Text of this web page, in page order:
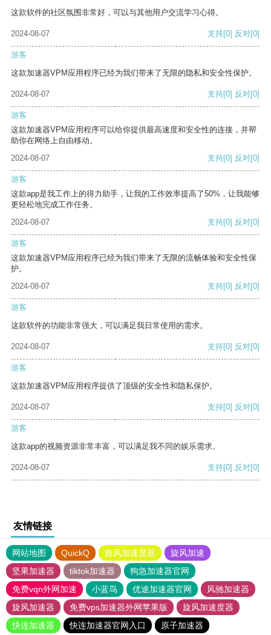
这款软件的社区氛围非常好，可以与其他用户交流学习心得。
2024-08-07 支持[0] 反对[0]
游客
这款加速器VPM应用程序已经为我们带来了无限的隐私和安全性保护。
2024-08-07 支持[0] 反对[0]
游客
这款加速器VPM应用程序可以给你提供最高速度和安全性的连接，并帮
助你在网络上自由移动。
2024-08-07
支持[0] 反对[0]
游客
这款app是我工作上的得力助手，让我的工作效率提高了50%，让我能够
更轻松地完成工作任务。
2024-08-07
支持[0] 反对[0]
游客
这款加速器VPM应用程序已经为我们带来了无限的流畅体验和安全性保
护。
2024-08-07
支持[0] 反对[0]
游客
这款软件的功能非常强大，可以满足我日常使用的需求。
2024-08-07 支持[0] 反对[0]
游客
这款加速器VPM应用程序提供了顶级的安全性和隐私保护。
2024-08-07 支持[0] 反对[0]
游客
这款app的视频资源非常丰富，可以满足我不同的娱乐需求。
2024-08-07 支持[0] 反对[0]
友情链接
网站地图 QuickQ 旋风加速度器
旋风加速
坚果加速器
tiktok加速器
狗急加速器官网
免费vqn外网加速
小蓝鸟 优途加速器官网
风驰加速器
旋风加速器
免费vps加速器外网苹果版
旋风加速度器
快连加速器
快连加速器官网入口 原子加速器